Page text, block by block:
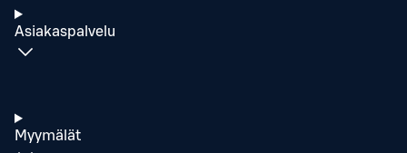
Asiakaspalvelu
Myymälät